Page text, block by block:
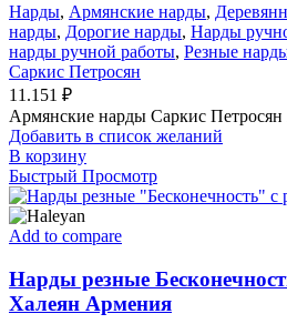
Нарды, Армянские нарды,
нарды, Дорогие нарды, Нарды
нарды ручной работы, Резные
Саркис Петросян
11.151 ₽
Армянские нарды Саркис
Добавить в список желаний
В корзину
Быстрый Просмотр
Add to compare
Нарды резные
Халеян Армения